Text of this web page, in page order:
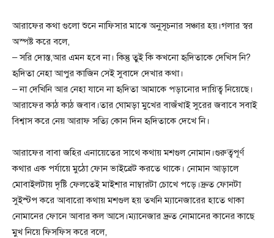
আরাফের কথা গুলো শুনে নাফিসার মাঝে অনুসূচনার সঞ্চার হয়।গলার স্বর
অস্পষ্ট করে বলে,
– সরি দোস্ত,আর এমন হবে না। কিন্তু তুই কি কখনো হৃদিতাকে দেখিস নি?
হৃদিতা নেহা আপুর কাজিন সেই সুবাদে দেখার কথা।
– না দেখিনি আর নেহা যানে না হৃদিতা আমাকে পড়ানোর দায়িত্ব নিয়েছে।
আরাফের কাঠ কাঠ জবাব।তার ঘোমড়া মুখের বাজঁখাই সুরের জবাবে সবাই
বিশ্বাস করে নেয় আরাফ সত্যি কোন দিন হৃদিতাকে দেখে নি।
আরাফের বাবা জহির এনায়েতের সাথে কথায় মশগুল নোমান।গুরুত্বপূর্ণ
কথার এক পর্যায়ে মুঠো ফোন ভাইব্রেট করতে থাকে। নোমান আড়ালে
মোবাইলটায় দৃষ্টি ফেলতেই মাইশার নাম্বারটা চোখে পড়ে।দ্রুত ফোনটা
সুইস্টপ করে আবারো কথায় মশগুল হয় তখনি ম্যানেজারের হাতে থাকা
নোমানের ফোনে আবার কল আসে।ম্যানেজার দ্রুত নোমানের কানের কাছে
মুখ নিয়ে ফিসফিস করে বলে,